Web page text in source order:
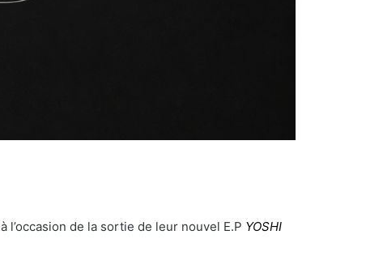
à l’occasion de la sortie de leur nouvel E.P YOSHI